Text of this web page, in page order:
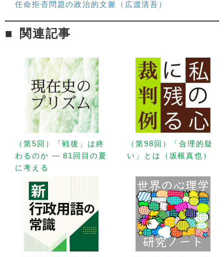
任命拒否問題の政治的文脈（広渡清吾）
関連記事
（第5回）「戦後」は終
わるのか — 81回目の夏
に考える
（第98回）「合理的疑
い」とは（坂根真也）